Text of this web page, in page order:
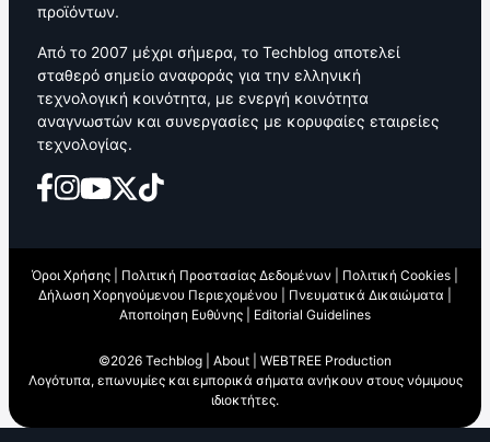
προϊόντων.
Από το 2007 μέχρι σήμερα, το Techblog αποτελεί
σταθερό σημείο αναφοράς για την ελληνική
τεχνολογική κοινότητα, με ενεργή κοινότητα
αναγνωστών και συνεργασίες με κορυφαίες εταιρείες
τεχνολογίας.
Όροι Χρήσης Πολιτική Προστασίας Δεδομένων Πολιτική Cookies
Δήλωση Χορηγούμενου Περιεχομένου
Πνευματικά Δικαιώματα
Αποποίηση Ευθύνης
Editorial Guidelines
©2026 Techblog | About
WEBTREE Production
Λογότυπα, επωνυμίες και εμπορικά σήματα ανήκουν στους νόμιμους
ιδιοκτήτες.